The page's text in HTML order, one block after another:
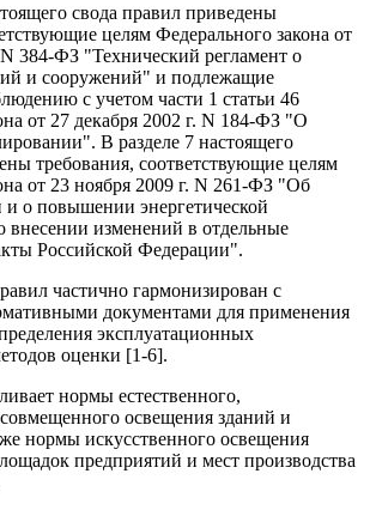
свода правил приведены
целям Федерального закона от
N 384-ФЗ "Технический регламент о
и сооружений" и подлежащие
с учетом части 1 статьи 46
от 27 декабря 2002 г. N 184-ФЗ "О
В разделе 7 настоящего
требования, соответствующие целям
от 23 ноября 2009 г. N 261-ФЗ "Об
и о повышении энергетической
внесении изменений в отдельные
Российской Федерации".
частично гармонизирован с
документами для применения
эксплуатационных
оценки [1-6].
нормы естественного,
освещения зданий и
нормы искусственного освещения
предприятий и мест производства